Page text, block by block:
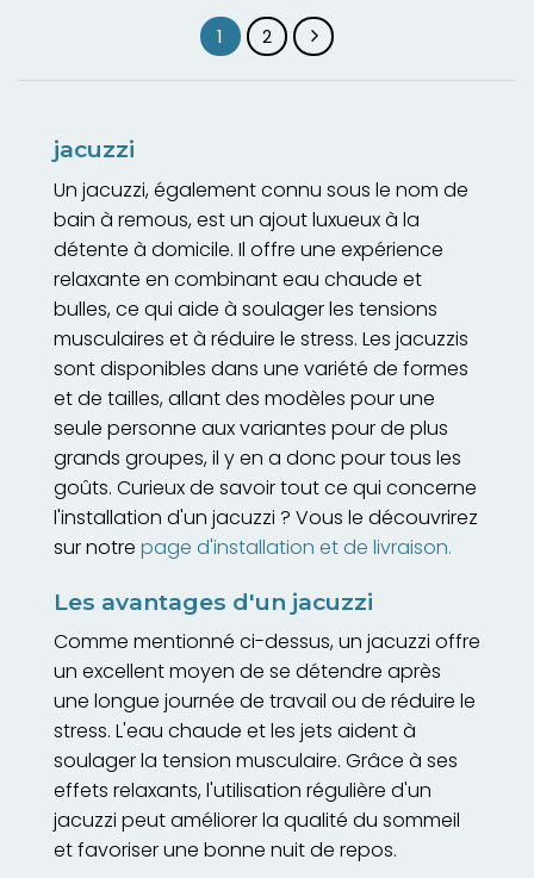
1 2
jacuzzi
Un jacuzzi, également connu sous le nom de
bain à remous, est un ajout luxueux à la
détente à domicile. Il offre une expérience
relaxante en combinant eau chaude et
bulles, ce qui aide à soulager les tensions
musculaires et à réduire le stress. Les jacuzzis
sont disponibles dans une variété de formes
et de tailles, allant des modèles pour une
seule personne aux variantes pour de plus
grands groupes, il y en a donc pour tous les
goûts. Curieux de savoir tout ce qui concerne
l'installation d'un jacuzzi ? Vous le découvrirez
sur notre page d'installation et de livraison.
Les avantages d'un jacuzzi
Comme mentionné ci-dessus, un jacuzzi offre
un excellent moyen de se détendre après
une longue journée de travail ou de réduire le
stress. L'eau chaude et les jets aident à
soulager la tension musculaire. Grâce à ses
effets relaxants, l'utilisation régulière d'un
jacuzzi peut améliorer la qualité du sommeil
et favoriser une bonne nuit de repos.